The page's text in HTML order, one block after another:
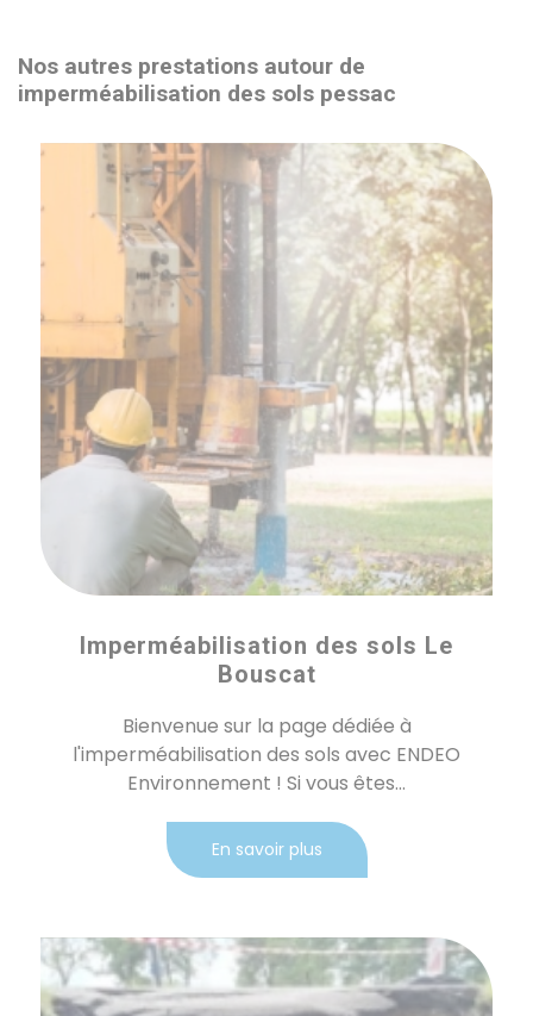
Nos autres prestations autour de
imperméabilisation des sols pessac
Imperméabilisation des sols Le
Bouscat
Bienvenue sur la page dédiée à
l'imperméabilisation des sols avec ENDEO
Environnement ! Si vous êtes...
En savoir plus